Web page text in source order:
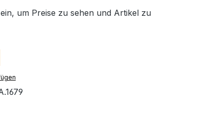
um Preise zu sehen und Artikel zu